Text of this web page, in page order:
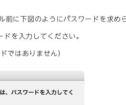
に下図のようにパスワードを求め
を入力してください。
ではありません）